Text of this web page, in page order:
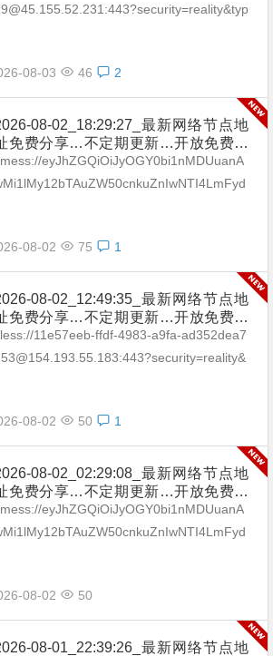
|台湾|马来西亚|…
08-03 46 2
08-02_18:29:27_最新网络节点地
免费分享…不定期更新…开放免费分
（网络免费节点香港|日本|韩国|新加
|台湾|马来西亚|…
eyJhZGQiOiJyOGY0bi1nMDUuanA
08-02 75 1
08-02_12:49:35_最新网络节点地
免费分享…不定期更新…开放免费分
（网络免费节点香港|日本|韩国|新加
|台湾|马来西亚|…
11e57eeb-ffdf-4983-a9fa-ad352dea7
08-02 50 1
08-02_02:29:08_最新网络节点地
免费分享…不定期更新…开放免费分
（网络免费节点香港|日本|韩国|新加
|台湾|马来西亚|…
eyJhZGQiOiJyOGY0bi1nMDUuanA
08-02 50
08-01_22:39:26_最新网络节点地